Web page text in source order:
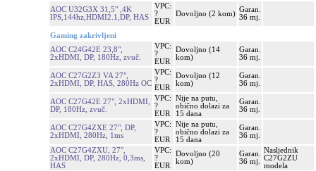
AOC U32G3X 31,5" ,4K
IPS,144hz,HDMI2.1,DP, HAS
VPC:
?
EUR
Dovoljno (2 kom)
Garan.
36 mj.
Gaming zakrivljeni
AOC C24G42E 23,8",
2xHDMI, DP, 180Hz, zvuč.
VPC:
?
EUR
Dovoljno (14
kom)
Garan.
36 mj.
AOC C27G2Z3 VA 27",
2xHDMI, DP, HAS, 280Hz OC
VPC:
?
EUR
Dovoljno (12
kom)
Garan.
36 mj.
AOC C27G42E 27", 2xHDMI,
DP, 180Hz, zvuč.
VPC:
?
EUR
Nije na putu,
obično dolazi za
15 dana
Garan.
36 mj.
AOC C27G4ZXE 27", DP,
2xHDMI, 280Hz, 1ms
VPC:
?
EUR
Nije na putu,
obično dolazi za
15 dana
Garan.
36 mj.
AOC C27G4ZXU, 27",
2xHDMI, DP, 280Hz, 0,3ms,
HAS
VPC:
?
EUR
Dovoljno (20
kom)
Garan.
36 mj.
Nasljednik
C27G2ZU
modela